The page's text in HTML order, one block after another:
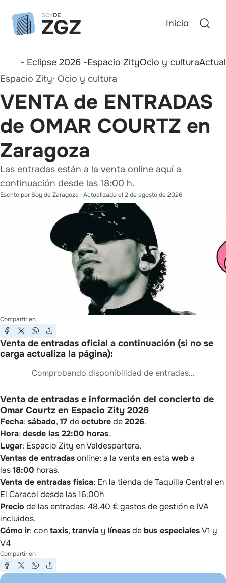
Inicio
- Eclipse 2026 -Espacio ZityOcio y cultura
Espacio Zity Ocio y cultura
VENTA de ENTRADAS
de OMAR COURTZ en
Zaragoza
Las entradas están a la venta online aquí a
continuación desde las 18:00 h.
Escrito porSoy de Zaragoza · Actualizado el 2 de agosto de 2026
Compartir en
Venta de entradas oficial a continuación (si no se
carga actualiza la página):
Comprobando disponibilidad de entradas…
Venta de entradas e información del concierto de
Omar Courtz en Espacio Zity 2026
Fecha: sábado, 17 deoctubrede2026.
Hora: desde las 22:00 horas.
Lugar: Espacio Zity en Valdespartera.
Ventas de entradasonline: a la venta en esta weba
las18:00 horas.
Venta de entradas física: En la tienda de Taquilla Central en
El Caracol desde las 16:00h
Precio de las entradas: 48,40 € gastos de gestión e IVA
incluidos.
Cómo ir: contaxis, tranvía y líneasdebus especialesV1 y
V4
Compartir en